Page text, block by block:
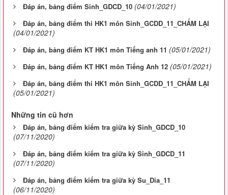
Đáp án, bảng điểm Sinh_GDCD_10 (04/01/2021)
Đáp án, bảng điểm thi HK1 môn Sinh_GCDD_11_CHẤM LẠI
(04/01/2021)
Đáp án, bảng điểm KT HK1 môn Tiếng anh 11 (05/01/2021)
Đáp án, bảng điểm KT HK1 môn Tiếng Anh 12 (05/01/2021)
Đáp án, bảng điểm thi HK1 môn Sinh_GCDD_11_CHẤM LẠI
(05/01/2021)
Những tin cũ hơn
Đáp án, bảng điểm kiểm tra giữa kỳ Sinh_GDCD_10
(07/11/2020)
Đáp án, bảng điểm kiểm tra giữa kỳ Sinh_GDCD_11
(07/11/2020)
Đáp án, bảng điểm kiểm tra giữa kỳ Su_Dia_11
(06/11/2020)